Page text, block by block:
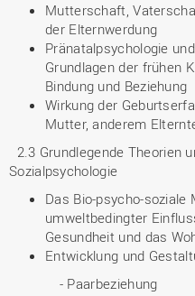
Mutterschaft,
der Elternwerdung
Pränatalpsychologie
Grundlagen der frühen
Bindung und Beziehung
Wirkung der
Mutter, anderem
2.3 Grundlegende Theorien
Sozialpsychologie
Das Bio-psycho-soziale
umweltbedingter
Gesundheit und das
Entwicklung und
- Paarbeziehung